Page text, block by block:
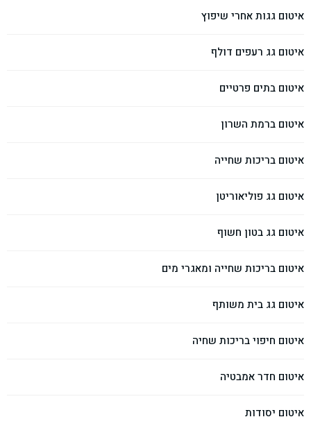
איטום גגות אחרי שיפוץ
איטום גג רעפים דולף
איטום בתים פרטיים
איטום ברמת השרון
איטום בריכות שחייה
איטום גג פוליאוריטן
איטום גג בטון חשוף
איטום בריכות שחייה ומאגרי מים
איטום גג בית משותף
איטום חיפוי בריכות שחיה
איטום חדר אמבטיה
איטום יסודות